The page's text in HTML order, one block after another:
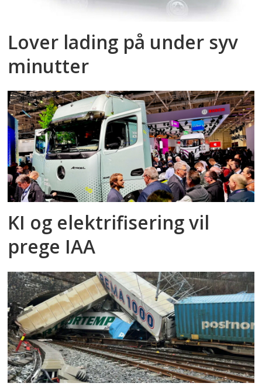
Lover lading på under syv
minutter
KI og elektrifisering vil
prege IAA